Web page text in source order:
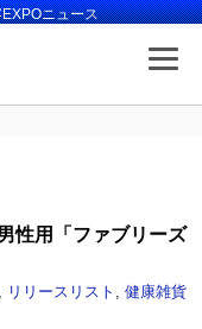
ニュース
性用「ファブリーズ
リリースリスト
健康雑貨